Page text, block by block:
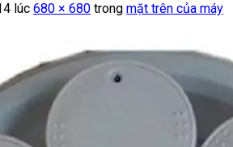
lúc 680 × 680 trong mặt trên của máy